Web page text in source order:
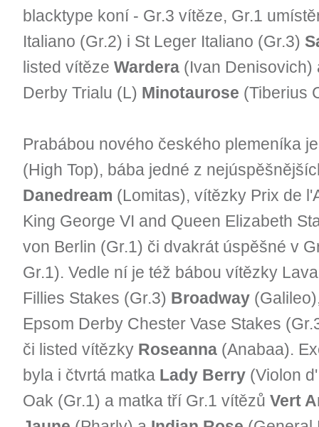
blacktype koní - Gr.3 vítěze, Gr.1
Italiano (Gr.2) i St Leger Italiano (Gr.3)
listed vítěze Wardera (Ivan Denisovich)
Derby Trialu (L) Minotaurose (Tiberius
Prabábou nového českého plemeníka
(High Top), bába jedné z
Danedream (Lomitas), vítězky Prix de
King George VI and Queen Elizabeth
von Berlin (Gr.1) či dvakrát úspěšné v
Gr.1). Vedle ní je též bábou vítězky
Fillies Stakes (Gr.3) Broadway
Epsom Derby Chester Vase Stakes
či listed vítězky Roseanna (Anabaa).
byla i čtvrtá matka Lady Berry (Violon
Oak (Gr.1) a matka tří Gr.1 vítězů Vert